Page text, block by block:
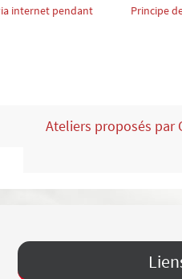
internet pendant
Principe
Ateliers proposés par